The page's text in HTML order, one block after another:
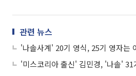
관련 뉴스